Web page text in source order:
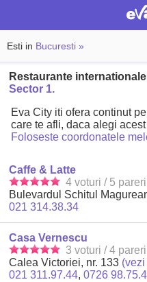
Esti in Bucuresti »
Restaurante
Sector 1.
Eva City iti ofera continut
care te afli, daca alegi
Foloseste coordonatele
Caffe & Latte
4 voturi / 5 pareri
Bulevardul Schitul
021 314.38.34
Casa Vernescu
3 voturi / 4 pareri
Calea Victoriei, nr. 133
021 311.97.44,0726